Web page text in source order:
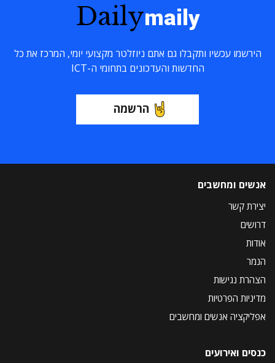
Dailymaily
הירשמו עכשיו ותקבלו גם אתם ניוזלטר מקצועי יומי, המרכז את כל
החדשות והעדכונים בתחומי ה-ICT
הרשמה
אנשים ומחשבים
יצירת קשר
דרושים
אודות
הנמר
הצהרת נגישות
מדיניות הפרטיות
אפליקציה אנשים ומחשבים
כנסים ואירועים